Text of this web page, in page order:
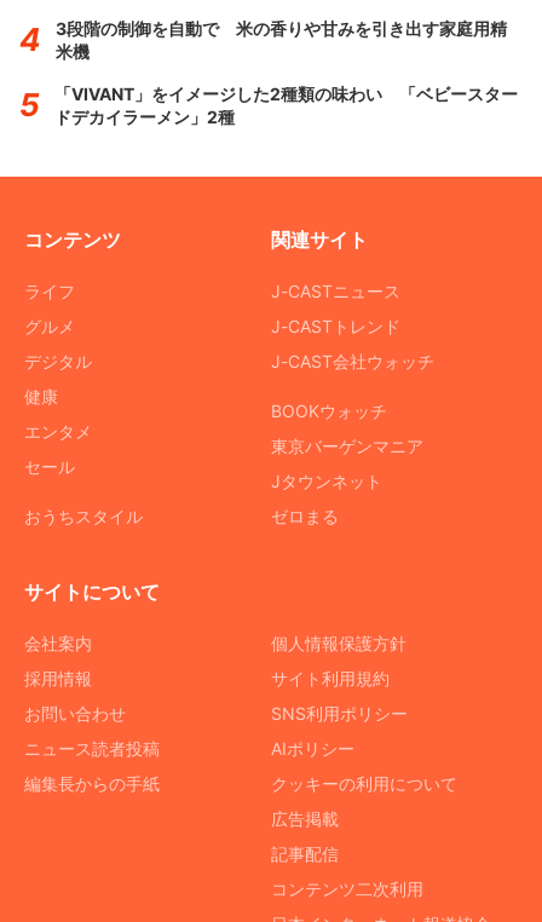
3段階の制御を自動で 米の香りや甘みを引き出す家庭用精
米機
「VIVANT」をイメージした2種類の味わい 「ベビースター
ドデカイラーメン」2種
コンテンツ
ライフ
グルメ
デジタル
健康
エンタメ
セール
おうちスタイル
関連サイト
J-CASTニュース
J-CASTトレンド
J-CAST会社ウォッチ
BOOKウォッチ
東京バーゲンマニア
Jタウンネット
ゼロまる
サイトについて
会社案内
採用情報
お問い合わせ
ニュース読者投稿
編集長からの手紙
個人情報保護方針
サイト利用規約
SNS利用ポリシー
AIポリシー
クッキーの利用について
広告掲載
記事配信
コンテンツ二次利用